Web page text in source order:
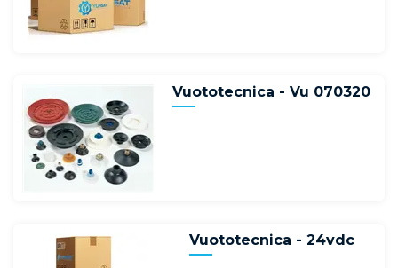
Vuototecnica - Vu 070320
Vuototecnica - 24vdc